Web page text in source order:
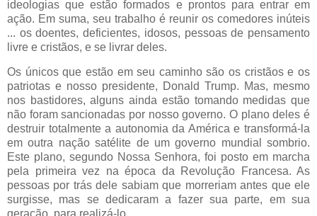
ideologias que estão formados e prontos para entrar em
ação. Em suma, seu trabalho é reunir os comedores inúteis
... os doentes, deficientes, idosos, pessoas de pensamento
livre e cristãos, e se livrar deles.
Os únicos que estão em seu caminho são os cristãos e os
patriotas e nosso presidente, Donald Trump. Mas, mesmo
nos bastidores, alguns ainda estão tomando medidas que
não foram sancionadas por nosso governo. O plano deles é
destruir totalmente a autonomia da América e transformá-la
em outra nação satélite de um governo mundial sombrio.
Este plano, segundo Nossa Senhora, foi posto em marcha
pela primeira vez na época da Revolução Francesa. As
pessoas por trás dele sabiam que morreriam antes que ele
surgisse, mas se dedicaram a fazer sua parte, em sua